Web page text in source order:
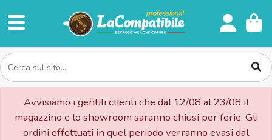
Avvisiamo i gentili clienti che dal 12/08 al 23/08 il
magazzino e lo showroom saranno chiusi per ferie. Gli
ordini effettuati in quel periodo verranno evasi dal